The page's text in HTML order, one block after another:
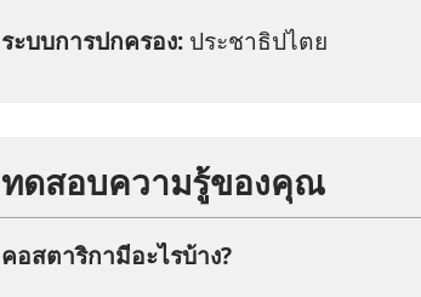
ระบบ​การ​ปกครอง: ประชาธิปไตย
ทดสอบ​ความ​รู้​ของ​คุณ
คอสตาริกา​มี​อะไร​บ้าง?